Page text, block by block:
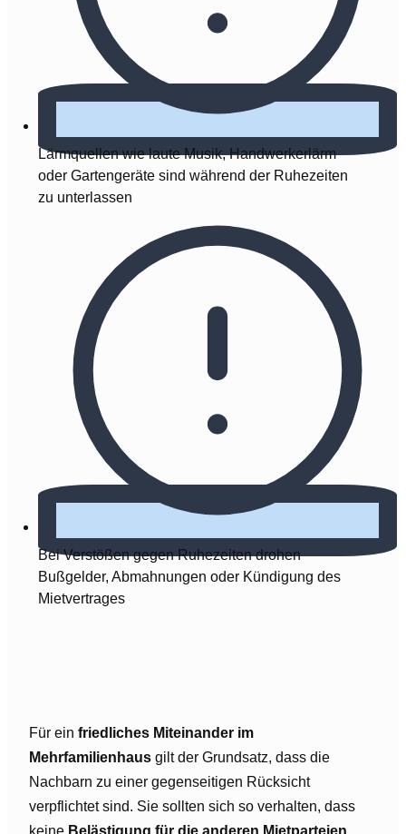
Lärmquellen wie laute Musik, Handwerkerlärm
oder Gartengeräte sind während der Ruhezeiten
zu unterlassen
Bei Verstößen gegen Ruhezeiten drohen
Bußgelder, Abmahnungen oder Kündigung des
Mietvertrages
Für ein friedliches Miteinander im
Mehrfamilienhaus gilt der Grundsatz, dass die
Nachbarn zu einer gegenseitigen Rücksicht
verpflichtet sind. Sie sollten sich so verhalten, dass
keine Belästigung für die anderen Mietparteien